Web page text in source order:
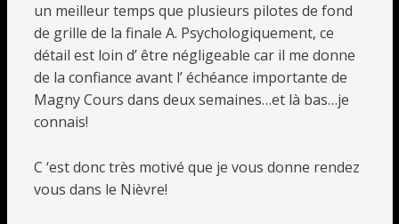
un meilleur temps que plusieurs pilotes de fond
de grille de la finale A. Psychologiquement, ce
détail est loin d’ être négligeable car il me donne
de la confiance avant l’ échéance importante de
Magny Cours dans deux semaines…et là bas…je
connais!
C ‘est donc très motivé que je vous donne rendez
vous dans le Nièvre!